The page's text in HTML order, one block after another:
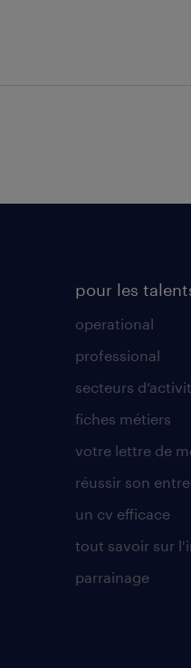
pour les
operational
professional
secteurs
fiches métiers
votre lettre de
réussir son
un cv efficace
tout savoir sur
parrainage